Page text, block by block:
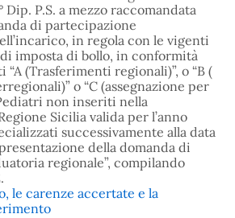
Dip. P.S. a mezzo raccomandata
di partecipazione
in regola con le vigenti
imposta di bollo, in conformità
“A (Trasferimenti regionali)”, o “B (
o “C (assegnazione per
non inseriti nella
Sicilia valida per l’anno
successivamente alla data
della domanda di
regionale”, compilando
le carenze accertate e la